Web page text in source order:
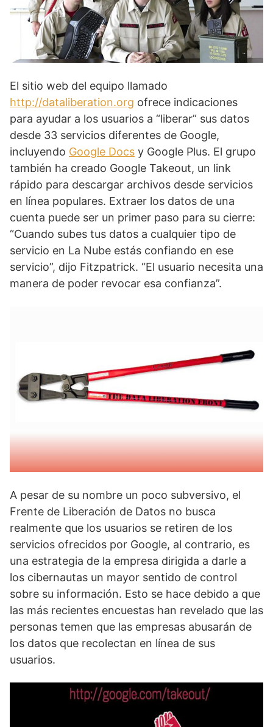
El sitio web del equipo llamado
http://dataliberation.org ofrece indicaciones
para ayudar a los usuarios a “liberar” sus datos
desde 33 servicios diferentes de Google,
incluyendo Google Docs y Google Plus. El grupo
también ha creado Google Takeout, un link
rápido para descargar archivos desde servicios
en línea populares. Extraer los datos de una
cuenta puede ser un primer paso para su cierre:
“Cuando subes tus datos a cualquier tipo de
servicio en La Nube estás confiando en ese
servicio”, dijo Fitzpatrick. “El usuario necesita una
manera de poder revocar esa confianza”.
A pesar de su nombre un poco subversivo, el
Frente de Liberación de Datos no busca
realmente que los usuarios se retiren de los
servicios ofrecidos por Google, al contrario, es
una estrategia de la empresa dirigida a darle a
los cibernautas un mayor sentido de control
sobre su información. Esto se hace debido a que
las más recientes encuestas han revelado que las
personas temen que las empresas abusarán de
los datos que recolectan en línea de sus
usuarios.